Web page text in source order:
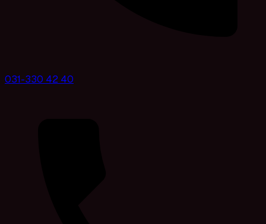
031-330 42 40